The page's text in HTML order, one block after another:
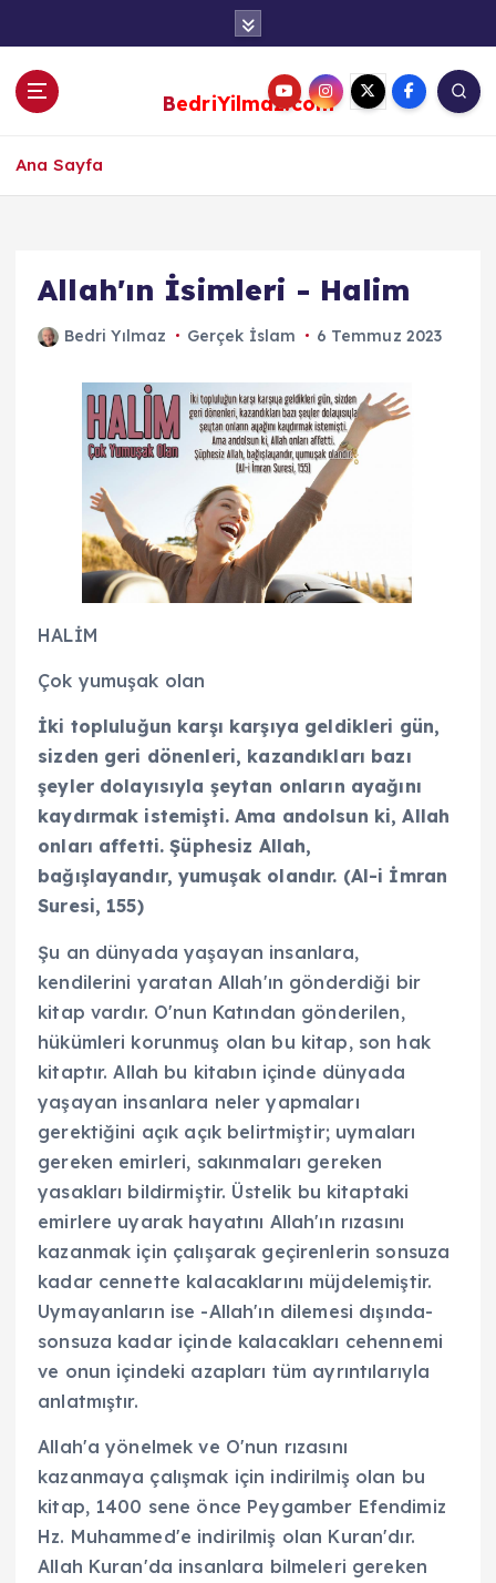
BedriYilmaz.com
Ana Sayfa
Allah'ın İsimleri - Halim
Bedri Yılmaz Gerçek İslam 6 Temmuz 2023
HALİM
Çok yumuşak olan
İki topluluğun karşı karşıya geldikleri gün,
sizden geri dönenleri, kazandıkları bazı
şeyler dolayısıyla şeytan onların ayağını
kaydırmak istemişti. Ama andolsun ki, Allah
onları affetti. Şüphesiz Allah,
bağışlayandır, yumuşak olandır. (Al-i İmran
Suresi, 155)
Şu an dünyada yaşayan insanlara,
kendilerini yaratan Allah'ın gönderdiği bir
kitap vardır. O'nun Katından gönderilen,
hükümleri korunmuş olan bu kitap, son hak
kitaptır. Allah bu kitabın içinde dünyada
yaşayan insanlara neler yapmaları
gerektiğini açık açık belirtmiştir; uymaları
gereken emirleri, sakınmaları gereken
yasakları bildirmiştir. Üstelik bu kitaptaki
emirlere uyarak hayatını Allah'ın rızasını
kazanmak için çalışarak geçirenlerin sonsuza
kadar cennette kalacaklarını müjdelemiştir.
Uymayanların ise -Allah'ın dilemesi dışında-
sonsuza kadar içinde kalacakları cehennemi
ve onun içindeki azapları tüm ayrıntılarıyla
anlatmıştır.
Allah'a yönelmek ve O'nun rızasını
kazanmaya çalışmak için indirilmiş olan bu
kitap, 1400 sene önce Peygamber Efendimiz
Hz. Muhammed'e indirilmiş olan Kuran'dır.
Allah Kuran'da insanlara bilmeleri gereken